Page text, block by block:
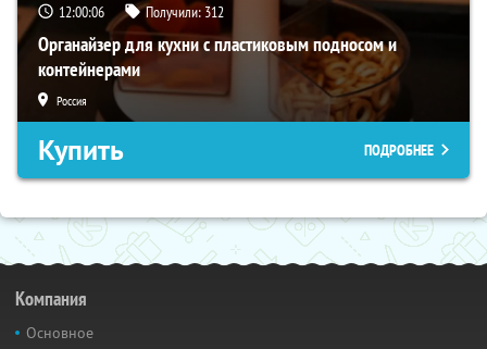
12:00:05 Получили: 312
Органайзер для кухни с пластиковым подносом и
контейнерами
Россия
Купить ПОДРОБНЕЕ
Компания
Основное